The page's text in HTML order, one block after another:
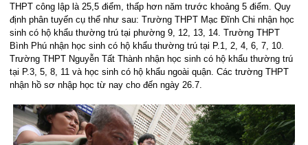
THPT công lập là 25,5 điểm, thấp hơn năm trước khoảng 5 điểm. Quy
định phân tuyến cụ thể như sau: Trường THPT Mạc Đĩnh Chi nhận học
sinh có hộ khẩu thường trú tại phường 9, 12, 13, 14. Trường THPT
Bình Phú nhận học sinh có hộ khẩu thường trú tại P.1, 2, 4, 6, 7, 10.
Trường THPT Nguyễn Tất Thành nhận học sinh có hộ khẩu thường trú
tại P.3, 5, 8, 11 và học sinh có hộ khẩu ngoài quận. Các trường THPT
nhận hồ sơ nhập học từ nay cho đến ngày 26.7.